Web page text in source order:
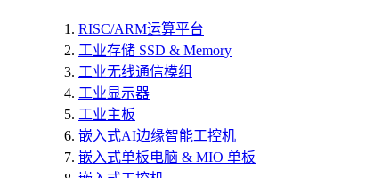
RISC/ARM运算平台
工业存储 SSD & Memory
工业无线通信模组
工业显示器
工业主板
嵌入式AI边缘智能工控机
嵌入式单板电脑 & MIO 单板